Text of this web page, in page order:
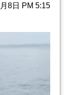
8日 PM 5:15